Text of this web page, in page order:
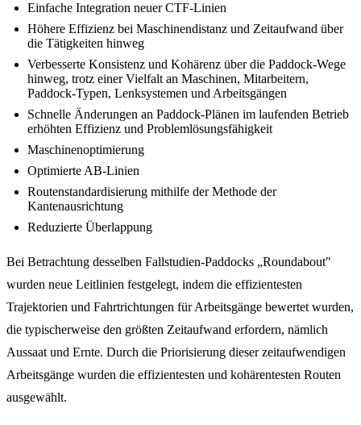
Einfache Integration neuer CTF-Linien
Höhere Effizienz bei Maschinendistanz und Zeitaufwand über
die Tätigkeiten hinweg
Verbesserte Konsistenz und Kohärenz über die Paddock-Wege
hinweg, trotz einer Vielfalt an Maschinen, Mitarbeitern,
Paddock-Typen, Lenksystemen und Arbeitsgängen
Schnelle Änderungen an Paddock-Plänen im laufenden Betrieb
erhöhten Effizienz und Problemlösungsfähigkeit
Maschinenoptimierung
Optimierte AB-Linien
Routenstandardisierung mithilfe der Methode der
Kantenausrichtung
Reduzierte Überlappung
Bei Betrachtung desselben Fallstudien-Paddocks „Roundabout"
wurden neue Leitlinien festgelegt, indem die effizientesten
Trajektorien und Fahrtrichtungen für Arbeitsgänge bewertet wurden,
die typischerweise den größten Zeitaufwand erfordern, nämlich
Aussaat und Ernte. Durch die Priorisierung dieser zeitaufwendigen
Arbeitsgänge wurden die effizientesten und kohärentesten Routen
ausgewählt.